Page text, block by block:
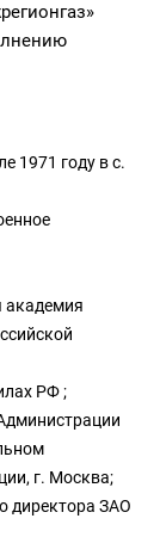
1971 году в с.
академия
РФ ;
г. Москва;
директора ЗАО